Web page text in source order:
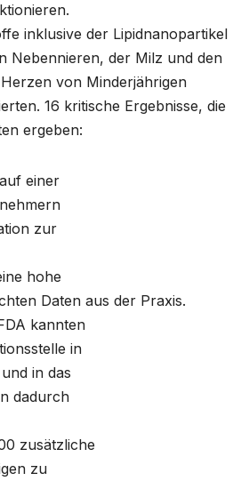
inklusive der Lipidnanopartikel
Nebennieren, der Milz und den
von Minderjährigen
16 kritische Ergebnisse, die
ergeben:
einer
zur
hohe
Daten aus der Praxis.
kannten
in
in das
dadurch
zusätzliche
zu